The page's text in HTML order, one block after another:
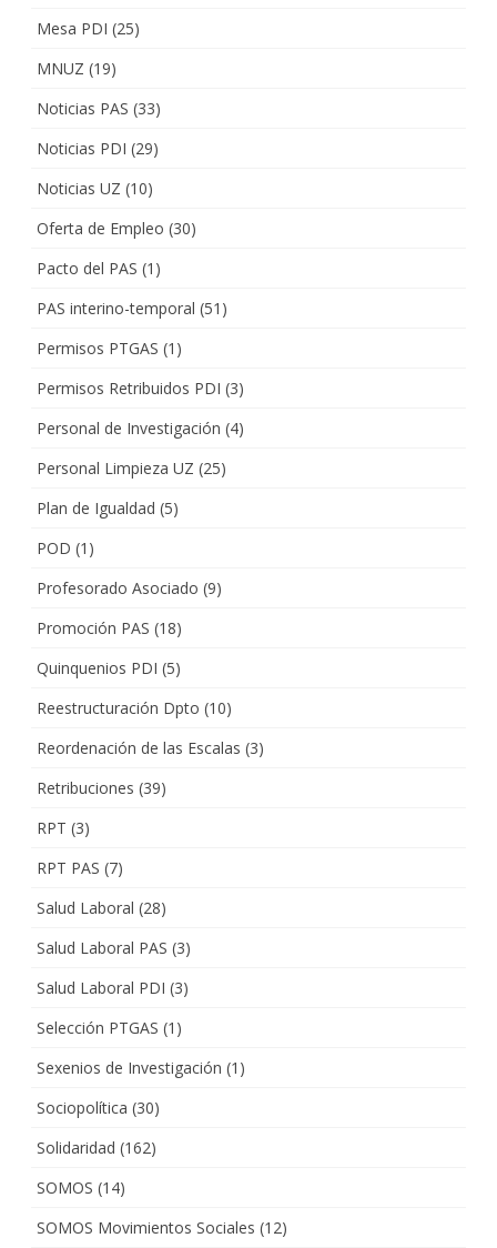
Mesa PDI (25)
MNUZ (19)
Noticias PAS (33)
Noticias PDI (29)
Noticias UZ (10)
Oferta de Empleo (30)
Pacto del PAS (1)
PAS interino-temporal (51)
Permisos PTGAS (1)
Permisos Retribuidos PDI (3)
Personal de Investigación (4)
Personal Limpieza UZ (25)
Plan de Igualdad (5)
POD (1)
Profesorado Asociado (9)
Promoción PAS (18)
Quinquenios PDI (5)
Reestructuración Dpto (10)
Reordenación de las Escalas (3)
Retribuciones (39)
RPT (3)
RPT PAS (7)
Salud Laboral (28)
Salud Laboral PAS (3)
Salud Laboral PDI (3)
Selección PTGAS (1)
Sexenios de Investigación (1)
Sociopolítica (30)
Solidaridad (162)
SOMOS (14)
SOMOS Movimientos Sociales (12)